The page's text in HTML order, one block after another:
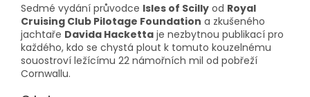
Sedmé vydání průvodce Isles of Scilly od Royal
Cruising Club Pilotage Foundation a zkušeného
jachtaře Davida Hacketta je nezbytnou publikací pro
každého, kdo se chystá plout k tomuto kouzelnému
souostroví ležícímu 22 námořních mil od pobřeží
Cornwallu.